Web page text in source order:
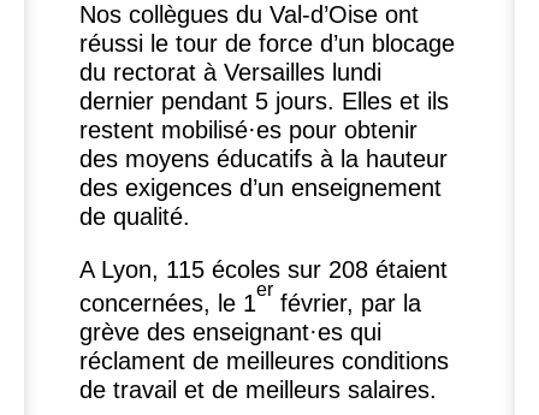
Nos collègues du Val-d’Oise ont
réussi le tour de force d’un blocage
du rectorat à Versailles lundi
dernier pendant 5 jours. Elles et ils
restent mobilisé·es pour obtenir
des moyens éducatifs à la hauteur
des exigences d’un enseignement
de qualité.
A Lyon, 115 écoles sur 208 étaient
concernées, le 1
er
février, par la
grève des enseignant·es qui
réclament de meilleures conditions
de travail et de meilleurs salaires.